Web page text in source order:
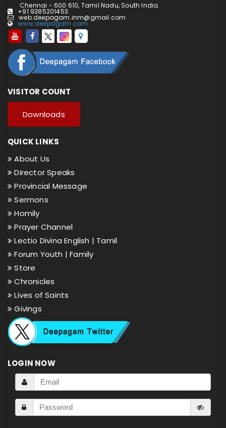
Chennai - 600 610, Tamil Nadu, South India.
+91 9385201453
web.deepagam.inm@gmail.com
www.deepagam.com
VISITOR COUNT
Downloads
QUICK LINKS
About Us
Director Speaks
Provincial Message
Sermons
Homily
Prayer Channel
Lectio Divina English | Tamil
Forum Youth |Family
Store
Chronicles
Lives of Saints
Givings
LOGIN NOW